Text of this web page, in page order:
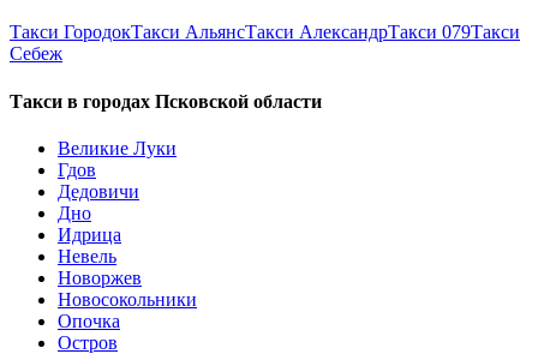
Такси ГородокТакси АльянсТакси АлександрТакси 079Такси
Себеж
Такси в городах Псковской области
Великие Луки
Гдов
Дедовичи
Дно
Идрица
Невель
Новоржев
Новосокольники
Опочка
Остров